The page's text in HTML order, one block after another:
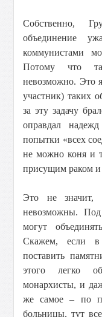
Собственно,
объединение
коммунистами
Потому что
невозможно. Это
участник) таких
за эту задачу
оправдал
попытки «всех
не можно коня и
присущим раком и
Это не значит,
невозможны.
могут
Скажем, если в
поставить
этого легко
монархисты, и
же самое – по
больницы, тут